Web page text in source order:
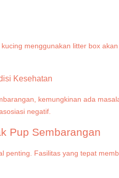
menggunakan litter box
Kesehatan
kemungkinan ada
negatif.
Pup Sembarangan
Fasilitas yang tepat